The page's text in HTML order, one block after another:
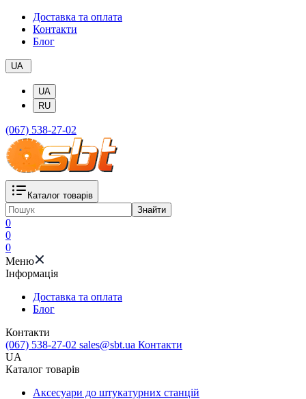
Доставка та оплата
Контакти
Блог
UA
UA
RU
(067) 538-27-02
Каталог товарів
Знайти
0
0
0
Меню
Iнформація
Доставка та оплата
Блог
Контакти
(067) 538-27-02 sales@sbt.ua Контакти
UA
Каталог товарів
Аксесуари до штукатурних станцій